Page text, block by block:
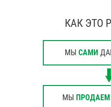
КАК ЭТО
МЫ САМИ
МЫ ПРОДАЕМ